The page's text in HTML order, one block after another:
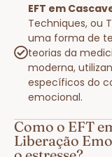
EFT em
Techniques, ou
uma forma de
teorias da
moderna,
específicos do
emocional.
Como o EFT
Liberação